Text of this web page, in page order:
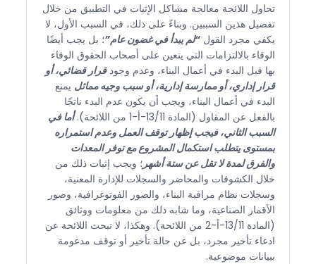
تحاول اللائحة معالجة مشاكل الإثبات في التطبيق من خلال
تفصيل هذين السببين. وبناءً على ذلك، في السبب الأول، لا
يكفي مجرد القول“لم يبدأ في غضون عام”؛ بل يجب أيضًا
الوفاء بالالتزامات التي يتعين على أصحاب الحقوق الوفاء
بها قبل البدء في أعمال البناء، وعدم وجودقرار قضائي، أو
قرار إداري، أو ممارسة إدارية، أو سبب وجيه مماثل يمنع
البدء في أعمال البناء، ويجب أن يكون عدم البدء ناتجًا
بالفعل عن المقاول (المادة 13/11-أ-1 من اللائحة).
أما في
السبب الثاني، فيجب إظهار توقف العمل وعدم استمراره
بمستوى يتطلب استكمال المشروع مع توفر المعدات
والفرق لمدة لا تقل عن ستة أشهر؛ ويجب إثبات ذلك من
خلال الكشوفات والمحاضر والسجلات للإدارة المعنية،
وسجلات نظام مراقبة البناء، والصور الفوتوغرافية، وصور
الأقمار الصناعية، وما شابه ذلك من معلومات ووثائق
(المادة 13/11-أ-2 من اللائحة). وهكذا، لا تبحث اللائحة عن
ادعاء تأخير مجرد، بل عن حالة تأخير أو توقف مدعومة
ببيانات موضوعية.